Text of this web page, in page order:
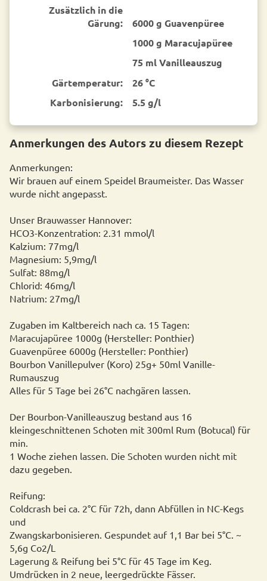
Zusätzlich in die
Gärung:
6000 g Guavenpüree
1000 g Maracujapüree
75 ml Vanilleauszug
Gärtemperatur:
26 °C
Karbonisierung:
5.5 g/l
Anmerkungen des Autors zu diesem Rezept
Anmerkungen:
Wir brauen auf einem Speidel Braumeister. Das Wasser
wurde nicht angepasst.
Unser Brauwasser Hannover:
HCO3-Konzentration: 2.31 mmol/l
Kalzium: 77mg/l
Magnesium: 5,9mg/l
Sulfat: 88mg/l
Chlorid: 46mg/l
Natrium: 27mg/l
Zugaben im Kaltbereich nach ca. 15 Tagen:
Maracujapüree 1000g (Hersteller: Ponthier)
Guavenpüree 6000g (Hersteller: Ponthier)
Bourbon Vanillepulver (Koro) 25g+ 50ml Vanille-
Rumauszug
Alles für 5 Tage bei 26°C nachgären lassen.
Der Bourbon-Vanilleauszug bestand aus 16
kleingeschnittenen Schoten mit 300ml Rum (Botucal) für
min.
1 Woche ziehen lassen. Die Schoten wurden nicht mit
dazu gegeben.
Reifung:
Coldcrash bei ca. 2°C für 72h, dann Abfüllen in NC-Kegs
und
Zwangskarbonisieren. Gespundet auf 1,1 Bar bei 5°C. ~
5,6g Co2/L
Lagerung & Reifung bei 5°C für 45 Tage im Keg.
Umdrücken in 2 neue, leergedrückte Fässer.